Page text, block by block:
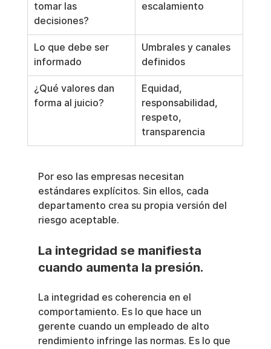
tomar las
decisiones?
escalamiento
Lo que debe ser
informado
Umbrales y canales
definidos
¿Qué valores dan
forma al juicio?
Equidad,
responsabilidad,
respeto,
transparencia
Por eso las empresas necesitan
estándares explícitos. Sin ellos, cada
departamento crea su propia versión del
riesgo aceptable.
La integridad se manifiesta
cuando aumenta la presión.
La integridad es coherencia en el
comportamiento. Es lo que hace un
gerente cuando un empleado de alto
rendimiento infringe las normas. Es lo que